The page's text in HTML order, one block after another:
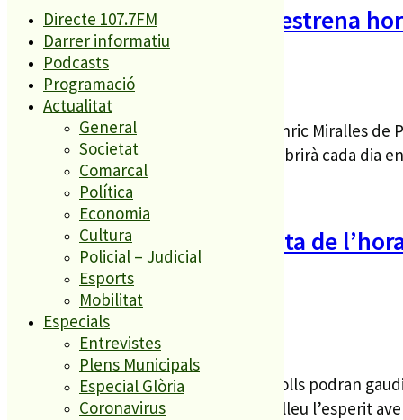
Directe 107.7FM
Darrer informatiu
Podcasts
Programació
Actualitat
General
Societat
Comarcal
Política
Economia
Cultura
Policial – Judicial
Esports
Mobilitat
Especials
Entrevistes
Plens Municipals
Especial Glòria
Coronavirus
La biblioteca de Palafolls estrena
DG 25 SET. 22
Des d’aquesta setmana la Biblioteca Enric Miralles
d’hivern. A partir d’aquesta setmana obrirà cada dia
vespre, excepte els dijous que...
La natura és la protagonista de
Biblioteca
DL 19 SET. 22
Aquesta tarda, els més petits de Palafolls podran
conte ‘Jully Papallona’ que posa en relleu l’esperit